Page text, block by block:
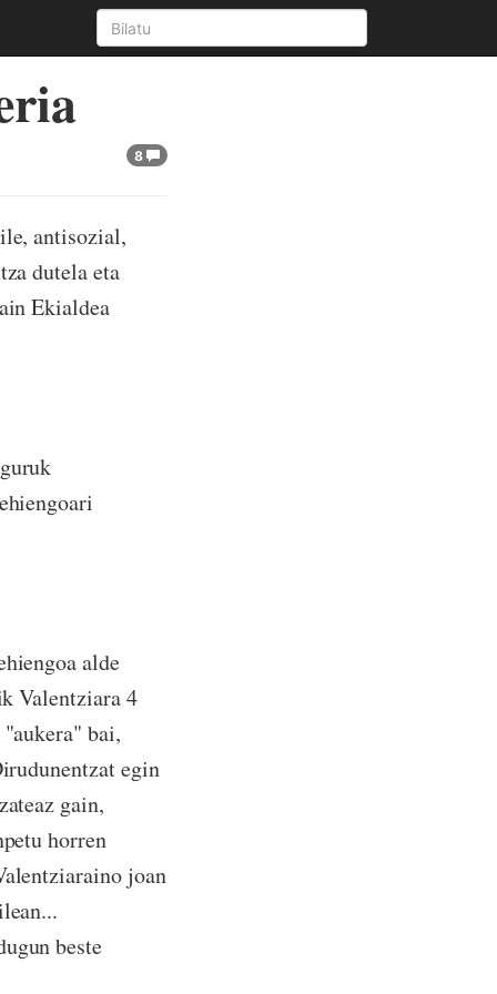
8
antisozial,
dutela eta
Ekialdea
alde
Valentziara 4
bai,
egin
gain,
horren
joan
beste